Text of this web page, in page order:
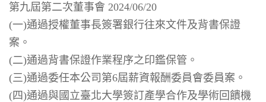
第九屆第二次董事會 2024/06/20
(一)通過授權董事長簽署銀行往來文件及背書保證
案。
(二)通過背書保證作業程序之印鑑保管。
(三)通過委任本公司第6屆薪資報酬委員會委員案。
(四)通過與國立臺北大學簽訂產學合作及學術回饋機